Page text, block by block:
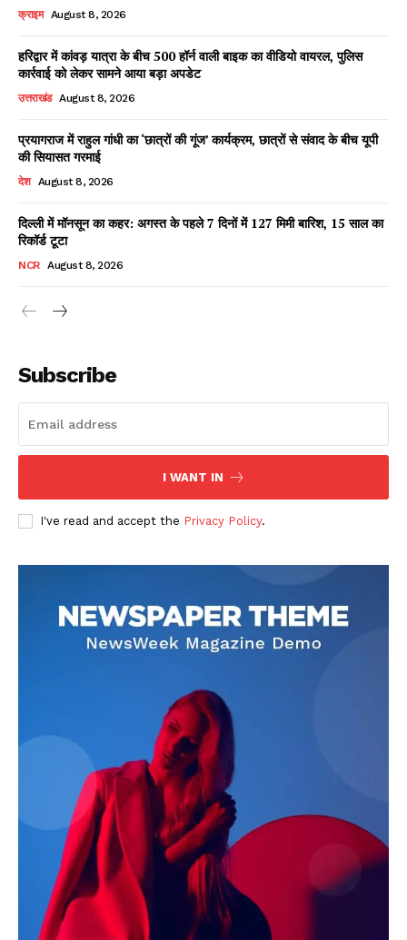
Facebook
X WhatsApp
Share
AIN NEWS 1
Contact Us
Privacy Policy
Terms of Use Agreement
Facebook
X WhatsApp
Share
क्राइम August 8, 2026
हरिद्वार में कांवड़ यात्रा के बीच 500 हॉर्न वाली बाइक का वीडियो वायरल, पुलिस
कार्रवाई को लेकर सामने आया बड़ा अपडेट
उत्तराखंड August 8, 2026
प्रयागराज में राहुल गांधी का ‘छात्रों की गूंज’ कार्यक्रम, छात्रों से संवाद के बीच यूपी
की सियासत गरमाई
देश August 8, 2026
दिल्ली में मॉनसून का कहर: अगस्त के पहले 7 दिनों में 127 मिमी बारिश, 15 साल का
रिकॉर्ड टूटा
NCR August 8, 2026
Subscribe
I WANT IN
I've read and accept the Privacy Policy.